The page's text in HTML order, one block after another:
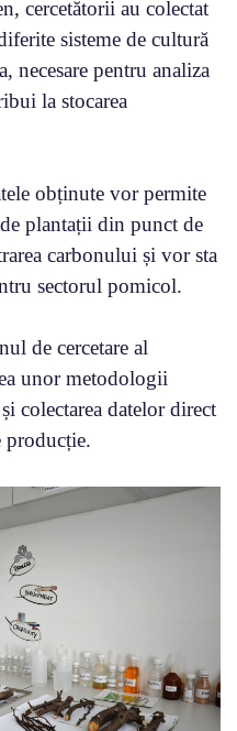
cercetătorii au colectat
sisteme de cultură
pentru analiza
la stocarea
obținute vor permite
plantații din punct de
carbonului și vor sta
sectorul pomicol.
de cercetare al
unor metodologii
colectarea datelor direct
producție.